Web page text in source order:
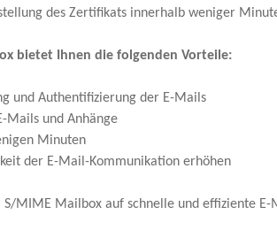
des Zertifikats innerhalb weniger
bietet Ihnen die folgenden Vorteile:
und Authentifizierung der E-Mails
Mails und Anhänge
Minuten
der E-Mail-Kommunikation erhöhen
MIME Mailbox auf schnelle und effiziente